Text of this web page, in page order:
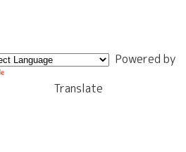
Powered by
Translate